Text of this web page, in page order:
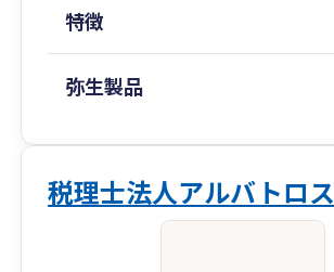
特徴
弥生製品
税理士法人アルバトロス